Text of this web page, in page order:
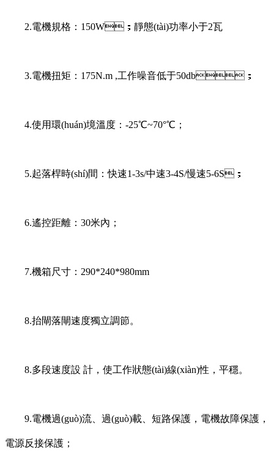
2.電機規格：150W；靜態(tài)功率小于2瓦
3.電機扭矩：175N.m ,工作噪音低于50db；
4.使用環(huán)境溫度：-25℃~70°℃；
5.起落桿時(shí)間：快速1-3s/中速3-4S/慢速5-6S；
6.遙控距離：30米內；
7.機箱尺寸：290*240*980mm
8.抬閘落閘速度獨立調節。
8.多段速度設 計，使工作狀態(tài)線(xiàn)性，平穩。
9.電機過(guò)流、過(guò)載、短路保護，電機故障保護，
電源反接保護；